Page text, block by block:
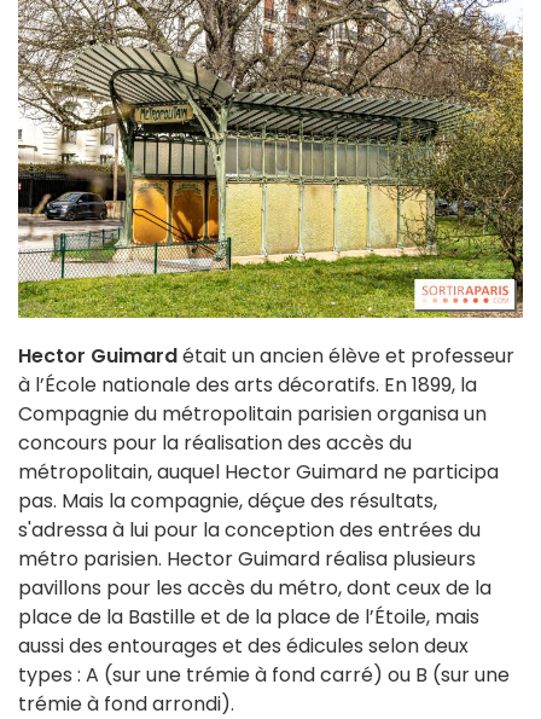
Hector Guimardétait un ancien élève et professeur
à l’École nationale des arts décoratifs. En 1899, la
Compagnie du métropolitain parisien organisa un
concours pour la réalisation des accès du
métropolitain, auquel Hector Guimard ne participa
pas. Mais la compagnie, déçue des résultats,
s'adressa à lui pour la conception des entrées du
métro parisien. Hector Guimard réalisa plusieurs
pavillons pour les accès du métro, dont ceux de la
place de la Bastille et de la place de l’Étoile, mais
aussi des entourages et des édicules selon deux
types : A (sur une trémie à fond carré) ou B (sur une
trémie à fond arrondi).